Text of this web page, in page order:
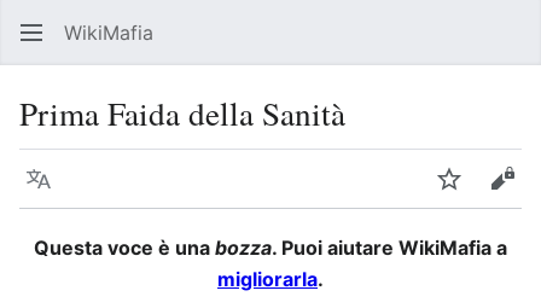
WikiMafia
Prima Faida della Sanità
Lingua Segui
Questa voce è una bozza. Puoi aiutare WikiMafia a
migliorarla.